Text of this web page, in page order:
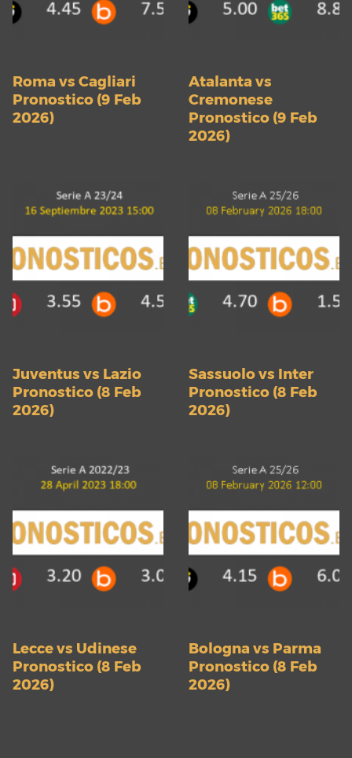
Roma vs Cagliari
Pronostico (9 Feb
2026)
Atalanta vs
Cremonese
Pronostico (9 Feb
2026)
Juventus vs Lazio
Pronostico (8 Feb
2026)
Sassuolo vs Inter
Pronostico (8 Feb
2026)
Lecce vs Udinese
Pronostico (8 Feb
2026)
Bologna vs Parma
Pronostico (8 Feb
2026)